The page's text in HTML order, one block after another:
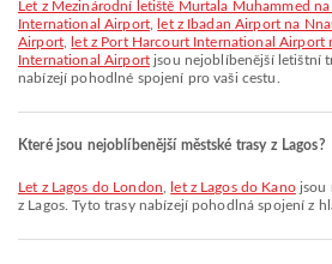
let z Mezinárodní letiště Murtala Muhammed na Nnamdi Azikiwe
International Airport,
let z Ibadan Airport na
Airport,
let z Port Harcourt International Airport
International Airportjsou nejoblíbenější letištní
nabízejí pohodlné spojení pro vaši cestu.
Které jsou nejoblíbenější městské trasy z Lagos?
let z Lagos do London let z Lagos do Kanojsou
z Lagos. Tyto trasy nabízejí pohodlná spojení z